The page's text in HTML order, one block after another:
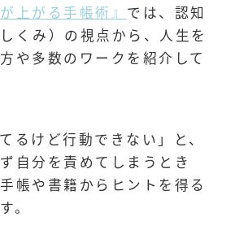
上がる手帳術』 では、認知
くみ）の視点から、人生を
や多数のワークを紹介して
るけど行動できない」と、
自分を責めてしまうとき
帳や書籍からヒントを得る
。